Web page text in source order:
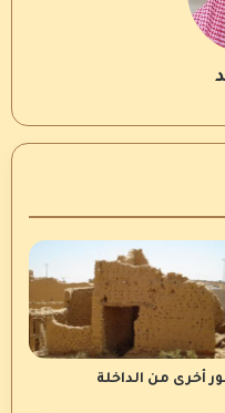
أخرى من الداخلة